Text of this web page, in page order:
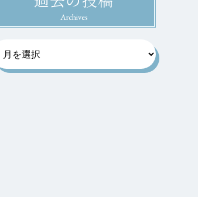
Archives